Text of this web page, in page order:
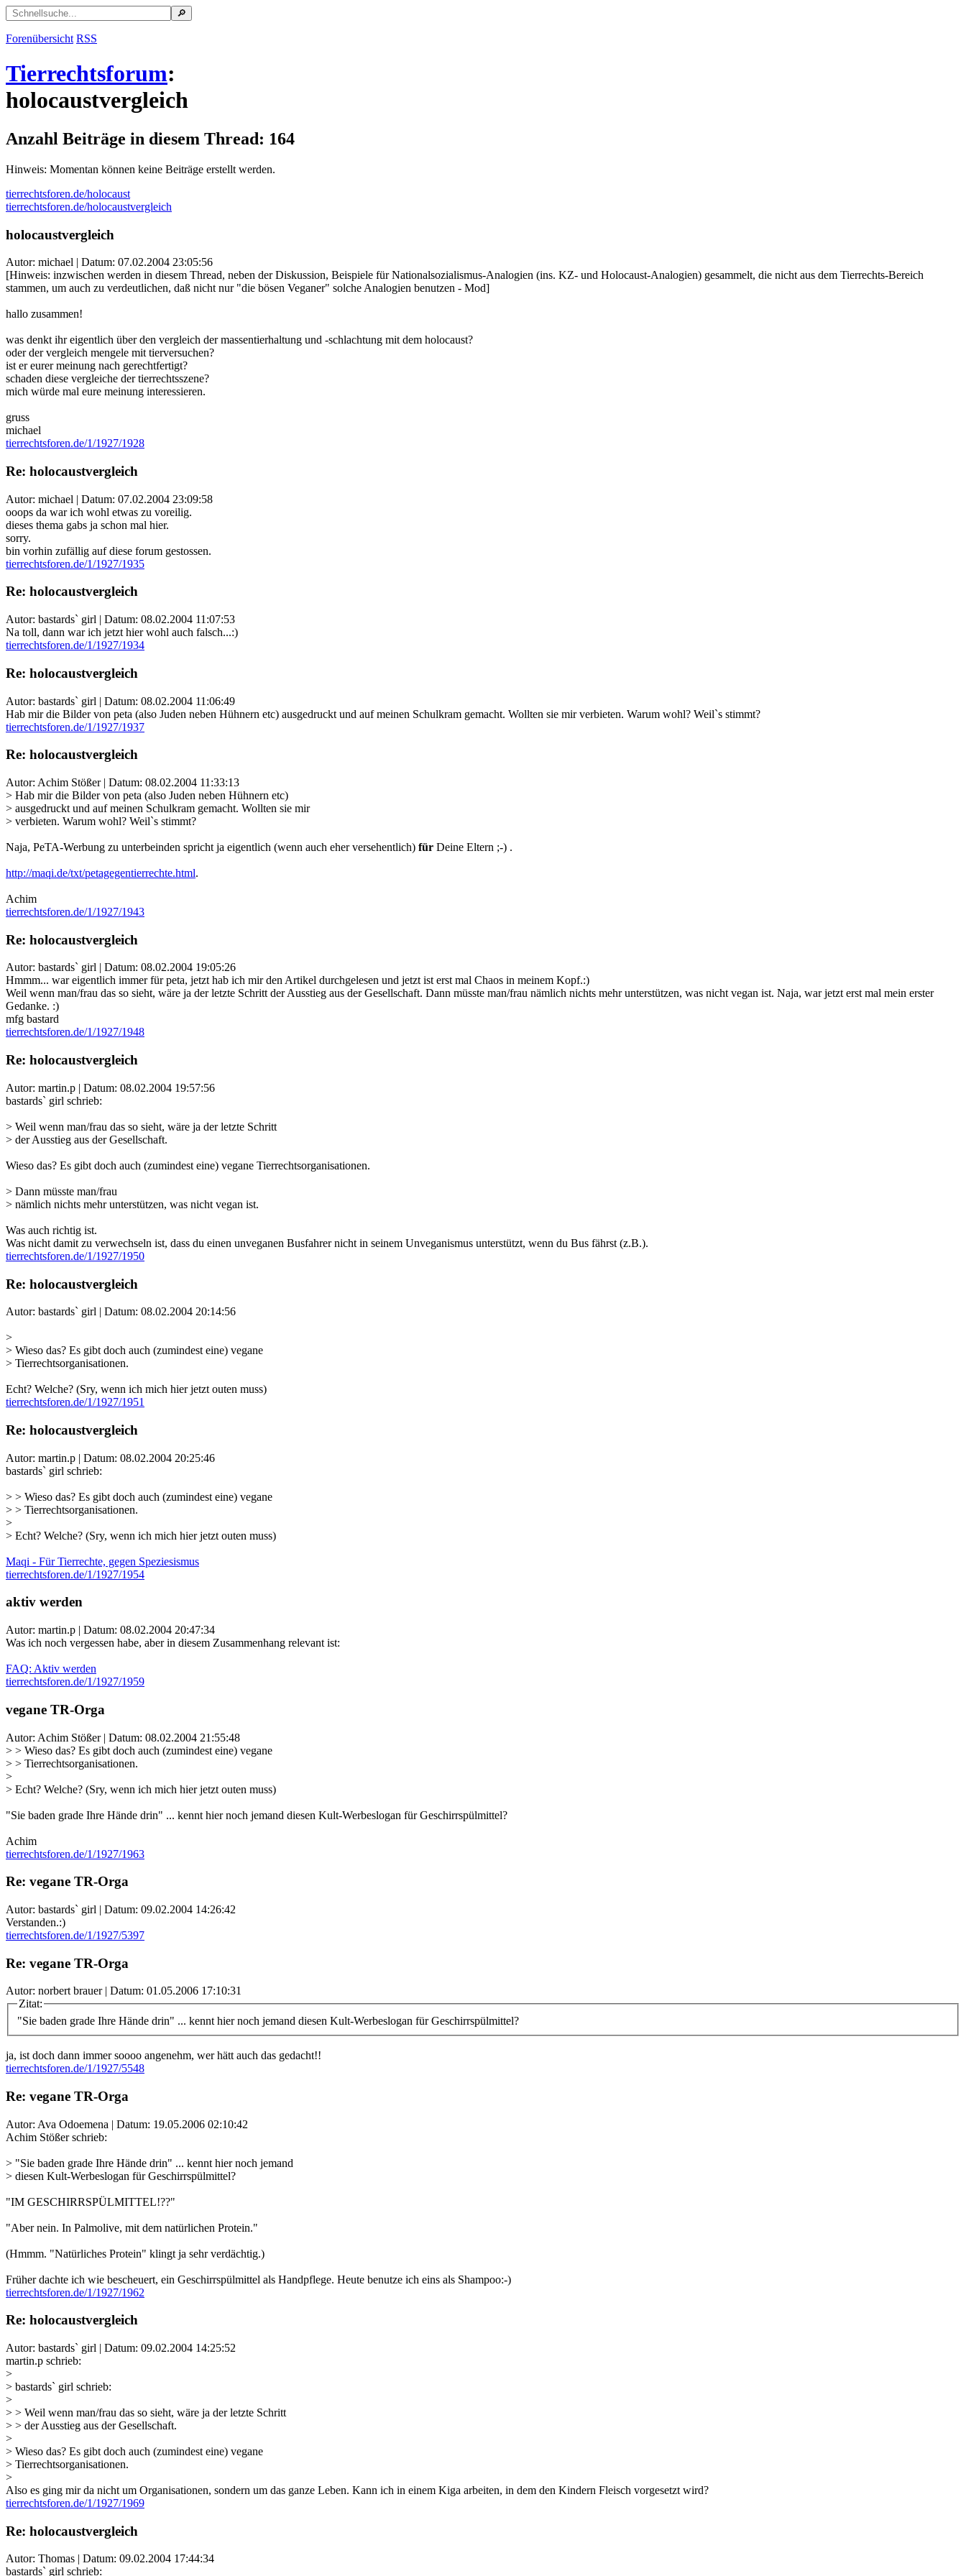
Forenübersicht RSS
Tierrechtsforum:
holocaustvergleich
Anzahl Beiträge in diesem Thread: 164
Hinweis: Momentan können keine Beiträge erstellt werden.
tierrechtsforen.de/holocaust
tierrechtsforen.de/holocaustvergleich
holocaustvergleich
Autor: michael | Datum: 07.02.2004 23:05:56
[Hinweis: inzwischen werden in diesem Thread, neben der Diskussion, Beispiele für Nationalsozialismus-Analogien (ins. KZ- und Holocaust-Analogien) gesammelt, die nicht aus dem Tierrechts-Bereich
stammen, um auch zu verdeutlichen, daß nicht nur "die bösen Veganer" solche Analogien benutzen - Mod]
hallo zusammen!
was denkt ihr eigentlich über den vergleich der massentierhaltung und -schlachtung mit dem holocaust?
oder der vergleich mengele mit tierversuchen?
ist er eurer meinung nach gerechtfertigt?
schaden diese vergleiche der tierrechtsszene?
mich würde mal eure meinung interessieren.
gruss
michael
tierrechtsforen.de/1/1927/1928
Re: holocaustvergleich
Autor: michael | Datum: 07.02.2004 23:09:58
ooops da war ich wohl etwas zu voreilig.
dieses thema gabs ja schon mal hier.
sorry.
bin vorhin zufällig auf diese forum gestossen.
tierrechtsforen.de/1/1927/1935
Re: holocaustvergleich
Autor: bastards` girl | Datum: 08.02.2004 11:07:53
Na toll, dann war ich jetzt hier wohl auch falsch...:)
tierrechtsforen.de/1/1927/1934
Re: holocaustvergleich
Autor: bastards` girl | Datum: 08.02.2004 11:06:49
Hab mir die Bilder von peta (also Juden neben Hühnern etc) ausgedruckt und auf meinen Schulkram gemacht. Wollten sie mir verbieten. Warum wohl? Weil`s stimmt?
tierrechtsforen.de/1/1927/1937
Re: holocaustvergleich
Autor: Achim Stößer | Datum: 08.02.2004 11:33:13
> Hab mir die Bilder von peta (also Juden neben Hühnern etc)
> ausgedruckt und auf meinen Schulkram gemacht. Wollten sie mir
> verbieten. Warum wohl? Weil`s stimmt?
Naja, PeTA-Werbung zu unterbeinden spricht ja eigentlich (wenn auch eher versehentlich) für Deine Eltern ;-) .
http://maqi.de/txt/petagegentierrechte.html.
Achim
tierrechtsforen.de/1/1927/1943
Re: holocaustvergleich
Autor: bastards` girl | Datum: 08.02.2004 19:05:26
Hmmm... war eigentlich immer für peta, jetzt hab ich mir den Artikel durchgelesen und jetzt ist erst mal Chaos in meinem Kopf.:)
Weil wenn man/frau das so sieht, wäre ja der letzte Schritt der Ausstieg aus der Gesellschaft. Dann müsste man/frau nämlich nichts mehr unterstützen, was nicht vegan ist. Naja, war jetzt erst mal mein erster
Gedanke. :)
mfg bastard
tierrechtsforen.de/1/1927/1948
Re: holocaustvergleich
Autor: martin.p | Datum: 08.02.2004 19:57:56
bastards` girl schrieb:
> Weil wenn man/frau das so sieht, wäre ja der letzte Schritt
> der Ausstieg aus der Gesellschaft.
Wieso das? Es gibt doch auch (zumindest eine) vegane Tierrechtsorganisationen.
> Dann müsste man/frau
> nämlich nichts mehr unterstützen, was nicht vegan ist.
Was auch richtig ist.
Was nicht damit zu verwechseln ist, dass du einen unveganen Busfahrer nicht in seinem Unveganismus unterstützt, wenn du Bus fährst (z.B.).
tierrechtsforen.de/1/1927/1950
Re: holocaustvergleich
Autor: bastards` girl | Datum: 08.02.2004 20:14:56
>
> Wieso das? Es gibt doch auch (zumindest eine) vegane
> Tierrechtsorganisationen.
Echt? Welche? (Sry, wenn ich mich hier jetzt outen muss)
tierrechtsforen.de/1/1927/1951
Re: holocaustvergleich
Autor: martin.p | Datum: 08.02.2004 20:25:46
bastards` girl schrieb:
> > Wieso das? Es gibt doch auch (zumindest eine) vegane
> > Tierrechtsorganisationen.
>
> Echt? Welche? (Sry, wenn ich mich hier jetzt outen muss)
Maqi - Für Tierrechte, gegen Speziesismus
tierrechtsforen.de/1/1927/1954
aktiv werden
Autor: martin.p | Datum: 08.02.2004 20:47:34
Was ich noch vergessen habe, aber in diesem Zusammenhang relevant ist:
FAQ: Aktiv werden
tierrechtsforen.de/1/1927/1959
vegane TR-Orga
Autor: Achim Stößer | Datum: 08.02.2004 21:55:48
> > Wieso das? Es gibt doch auch (zumindest eine) vegane
> > Tierrechtsorganisationen.
>
> Echt? Welche? (Sry, wenn ich mich hier jetzt outen muss)
"Sie baden grade Ihre Hände drin" ... kennt hier noch jemand diesen Kult-Werbeslogan für Geschirrspülmittel?
Achim
tierrechtsforen.de/1/1927/1963
Re: vegane TR-Orga
Autor: bastards` girl | Datum: 09.02.2004 14:26:42
Verstanden.:)
tierrechtsforen.de/1/1927/5397
Re: vegane TR-Orga
Autor: norbert brauer | Datum: 01.05.2006 17:10:31
Zitat:
"Sie baden grade Ihre Hände drin" ... kennt hier noch jemand diesen Kult-Werbeslogan für Geschirrspülmittel?
ja, ist doch dann immer soooo angenehm, wer hätt auch das gedacht!!
tierrechtsforen.de/1/1927/5548
Re: vegane TR-Orga
Autor: Ava Odoemena | Datum: 19.05.2006 02:10:42
Achim Stößer schrieb:
> "Sie baden grade Ihre Hände drin" ... kennt hier noch jemand
> diesen Kult-Werbeslogan für Geschirrspülmittel?
"IM GESCHIRRSPÜLMITTEL!??"
"Aber nein. In Palmolive, mit dem natürlichen Protein."
(Hmmm. "Natürliches Protein" klingt ja sehr verdächtig.)
Früher dachte ich wie bescheuert, ein Geschirrspülmittel als Handpflege. Heute benutze ich eins als Shampoo:-)
tierrechtsforen.de/1/1927/1962
Re: holocaustvergleich
Autor: bastards` girl | Datum: 09.02.2004 14:25:52
martin.p schrieb:
>
> bastards` girl schrieb:
>
> > Weil wenn man/frau das so sieht, wäre ja der letzte Schritt
> > der Ausstieg aus der Gesellschaft.
>
> Wieso das? Es gibt doch auch (zumindest eine) vegane
> Tierrechtsorganisationen.
>
Also es ging mir da nicht um Organisationen, sondern um das ganze Leben. Kann ich in einem Kiga arbeiten, in dem den Kindern Fleisch vorgesetzt wird?
tierrechtsforen.de/1/1927/1969
Re: holocaustvergleich
Autor: Thomas | Datum: 09.02.2004 17:44:34
bastards` girl schrieb: